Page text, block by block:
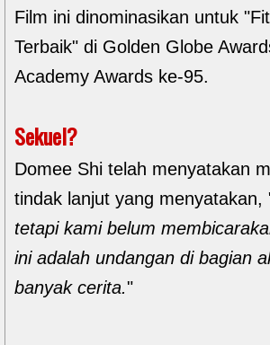
Film ini dinominasikan untuk
Terbaik" di Golden Globe
Academy Awards ke-95.
Sekuel?
Domee Shi telah menyatakan
tindak lanjut yang menyatakan,
tetapi kami belum
ini adalah undangan di bagian
banyak cerita."